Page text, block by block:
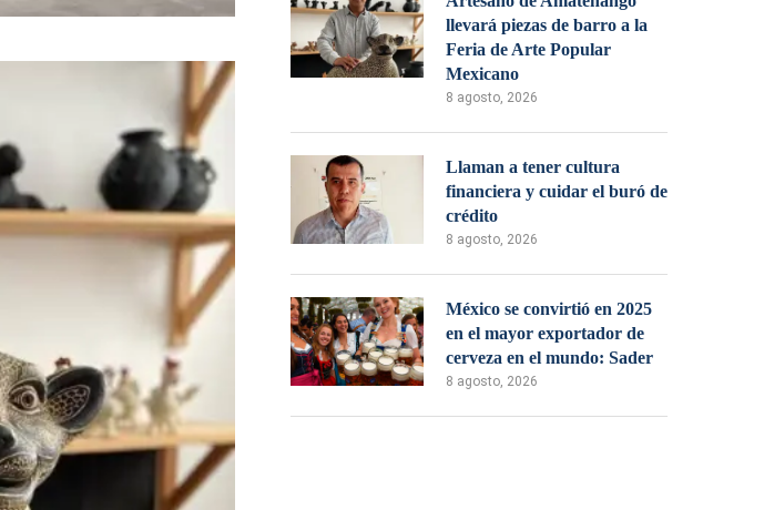
llevará piezas de barro a la
Feria de Arte Popular
Mexicano
8 agosto, 2026
Llaman a tener cultura
financiera y cuidar el buró de
crédito
8 agosto, 2026
México se convirtió en 2025
en el mayor exportador de
cerveza en el mundo: Sader
8 agosto, 2026